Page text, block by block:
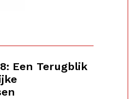
Een Terugblik